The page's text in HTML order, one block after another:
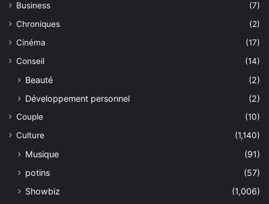
Business
(7)
Chroniques
(2)
Cinéma
(17)
Conseil
(14)
Beauté
(2)
Développement personnel
(2)
Couple
(10)
Culture
(1,140)
Musique
(91)
potins
(57)
Showbiz
(1,006)